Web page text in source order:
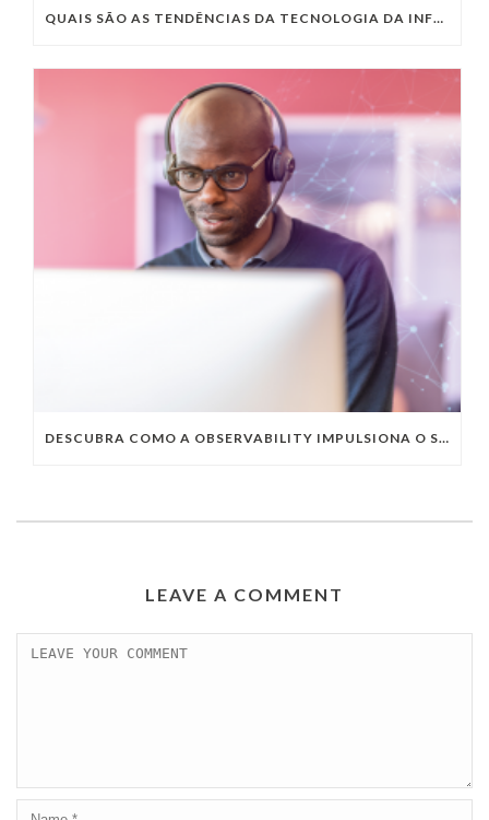
QUAIS SÃO AS TENDÊNCIAS DA TECNOLOGIA DA INFORMAÇÃO PARA 2023?
DESCUBRA COMO A OBSERVABILITY IMPULSIONA O SUCESSO DO SEU NEGÓCIO
LEAVE A COMMENT